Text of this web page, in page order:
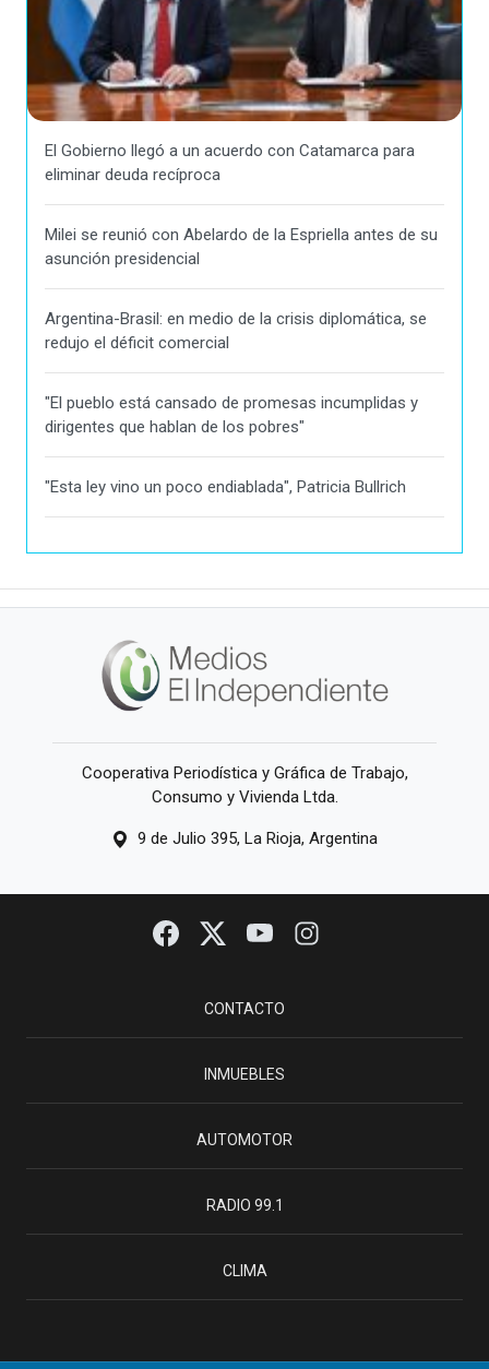
El Gobierno llegó a un acuerdo con Catamarca para
eliminar deuda recíproca
Milei se reunió con Abelardo de la Espriella antes de su
asunción presidencial
Argentina-Brasil: en medio de la crisis diplomática, se
redujo el déficit comercial
"El pueblo está cansado de promesas incumplidas y
dirigentes que hablan de los pobres"
"Esta ley vino un poco endiablada", Patricia Bullrich
Cooperativa Periodística y Gráfica de Trabajo,
Consumo y Vivienda Ltda.
9 de Julio 395, La Rioja, Argentina
CONTACTO
INMUEBLES
AUTOMOTOR
RADIO 99.1
CLIMA